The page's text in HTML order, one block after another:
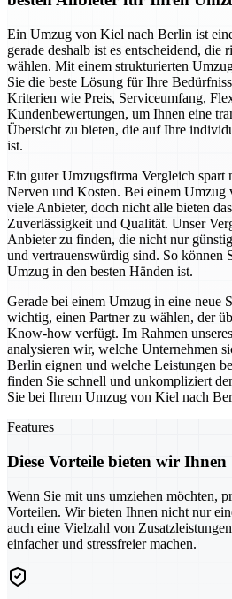
Ein Umzug von Kiel nach Berlin ist
gerade deshalb ist es entscheidend, die
wählen. Mit einem strukturierten
Sie die beste Lösung für Ihre
Kriterien wie Preis, Serviceumfang,
Kundenbewertungen, um Ihnen eine
Übersicht zu bieten, die auf Ihre
ist.
Ein guter Umzugsfirma Vergleich spart
Nerven und Kosten. Bei einem
viele Anbieter, doch nicht alle bieten
Zuverlässigkeit und Qualität. Unser
Anbieter zu finden, die nicht nur
und vertrauenswürdig sind. So können
Umzug in den besten Händen ist.
Gerade bei einem Umzug in eine neue
wichtig, einen Partner zu wählen, der
Know-how verfügt. Im Rahmen
analysieren wir, welche Unternehmen
Berlin eignen und welche Leistungen
finden Sie schnell und unkompliziert
Sie bei Ihrem Umzug von Kiel nach
Features
Diese Vorteile bieten wir Ihnen
Wenn Sie mit uns umziehen möchten,
Vorteilen. Wir bieten Ihnen nicht nur
auch eine Vielzahl von
einfacher und stressfreier machen.